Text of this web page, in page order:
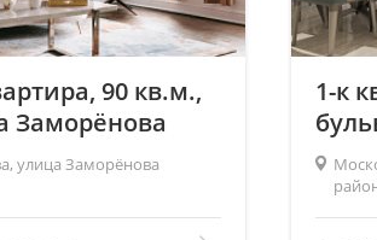
90 кв.м.,
Заморёнова
улица Заморёнова
(общ/жил/кух), м2: 90/—/—
1-к